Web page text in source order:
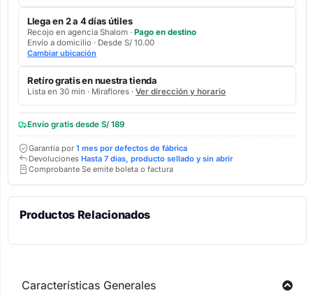
Llega en 2 a 4 días útiles
Recojo en agencia Shalom · Pago en destino
Envío a domicilio · Desde S/ 10.00
Cambiar ubicación
Retíro gratis en nuestra tienda
Lista en 30 min · Miraflores · Ver dirección y horario
Envío gratis desde S/ 189
Garantía por 1 mes por defectos de fábrica
Devoluciones Hasta 7 días, producto sellado y sin abrir
Comprobante Se emite boleta o factura
Productos Relacionados
Características Generales